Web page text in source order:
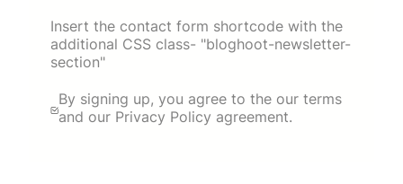
Insert the contact form shortcode with the
additional CSS class- "bloghoot-newsletter-
section"
By signing up, you agree to the our terms
and our Privacy Policy agreement.